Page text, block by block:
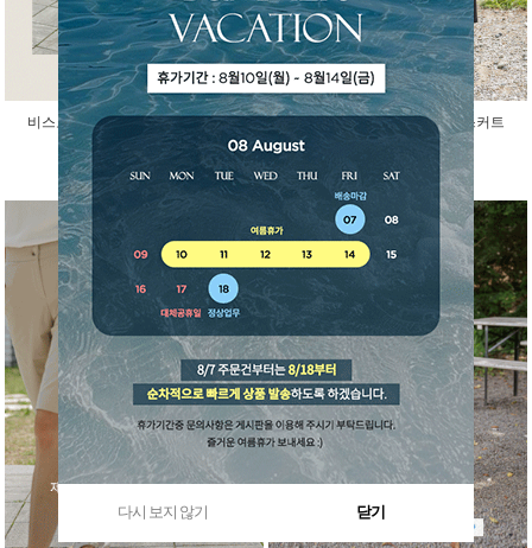
비스코스 인견 아이스 반팔 가디건
45,000원
걸을때마다 예쁜 말랑 밴딩 스커트
29,800원
다시 보지 않기 닫기